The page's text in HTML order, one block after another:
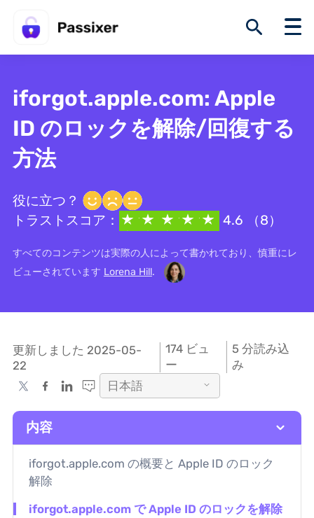
iforgot.apple.com: Apple
ID のロックを解除/回復する
方法
役に立つ？
トラストスコア：
4.6 （8）
すべてのコンテンツは実際の人によって書かれており、慎重にレ
ビューされています Lorena Hill.
更新しました 2025-05-
22
174ビュ
ー
5 分読み込
み
日本語
内容
iforgot.apple.com の概要と Apple ID のロック
解除
iforgot.apple.com で Apple ID のロックを解除